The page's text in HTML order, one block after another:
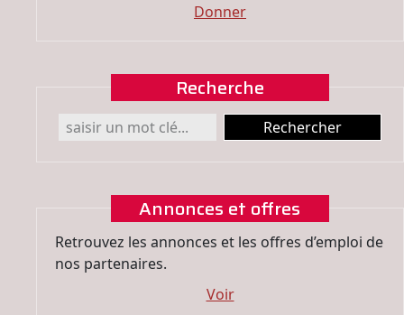
Donner
Recherche
Annonces et offres
Retrouvez les annonces et les offres d’emploi de
nos partenaires.
Voir